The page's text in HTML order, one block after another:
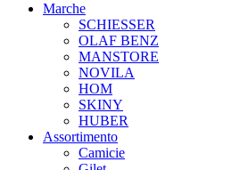
Marche
SCHIESSER
OLAF BENZ
MANSTORE
NOVILA
HOM
SKINY
HUBER
Assortimento
Camicie